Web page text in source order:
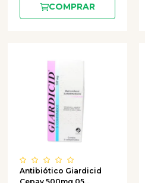
COMPRAR
Antibiótico Giardicid